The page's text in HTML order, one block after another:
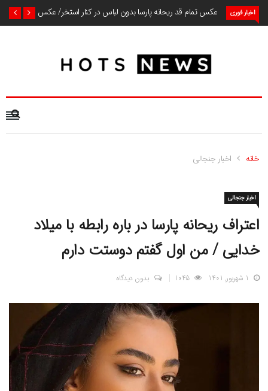
اخبار فوری عکس تمام قد ریحانه پارسا بدون لباس در کنار استخر/ عکس
خانه اخبار جنجالی
اخبار جنجالی
اعتراف ریحانه پارسا در باره رابطه با میلاد
خدایی / من اول گفتم دوستت دارم
1 شهریور, 1401 1045 بدون دیدگاه